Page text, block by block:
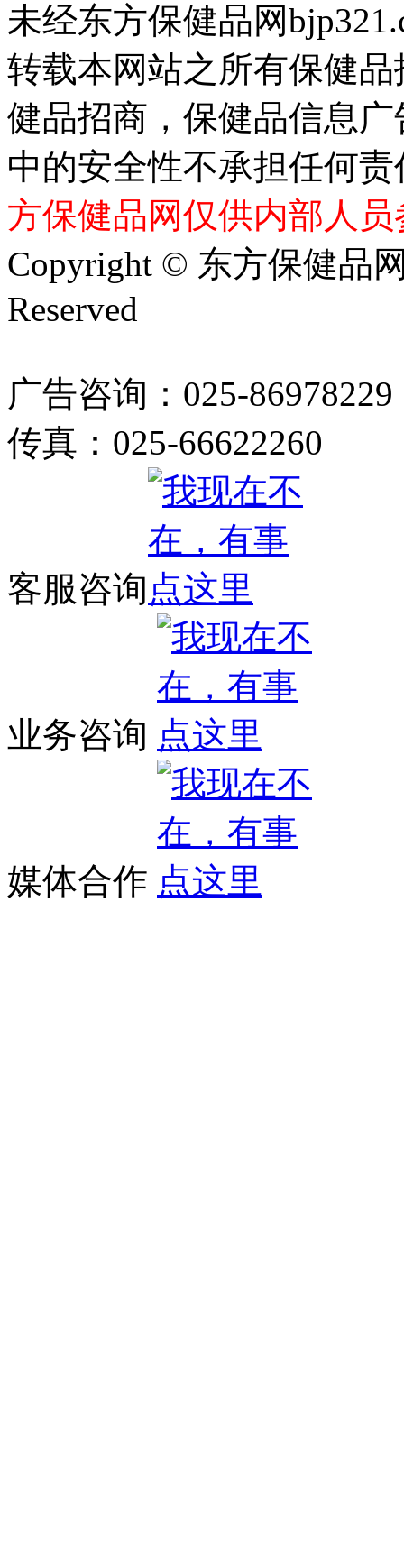
未经东方保健品网
转载本网站之所有保健
健品招商，保健品信息
中的安全性不承担任何
方保健品网仅供内部人
Copyright © 东方保健品
Reserved
广告咨询：025-86978229
传真：025-66622260
客服咨询
业务咨询
媒体合作